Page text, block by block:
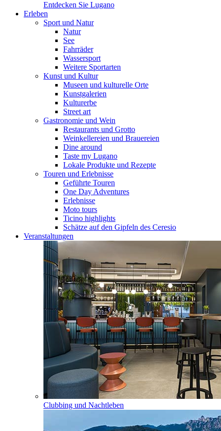
Entdecken Sie Lugano
Erleben
Sport und Natur
Natur
See
Fahrräder
Wassersport
Weitere Sportarten
Kunst und Kultur
Museen und kulturelle Orte
Kunstgalerien
Kulturerbe
Street art
Gastronomie und Wein
Restaurants und Grotto
Weinkellereien und Brauereien
Dine around
Taste my Lugano
Lokale Produkte und Rezepte
Touren und Erlebnisse
Geführte Touren
One Day Adventures
Erlebnisse
Moto tours
Ticino highlights
Schätze auf den Gipfeln des Ceresio
Veranstaltungen
Clubbing und Nachtleben